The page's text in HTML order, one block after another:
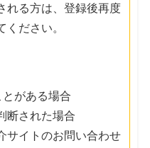
れる方は、登録後再度
ださい。
がある場合
断された場合
サイトのお問い合わせ